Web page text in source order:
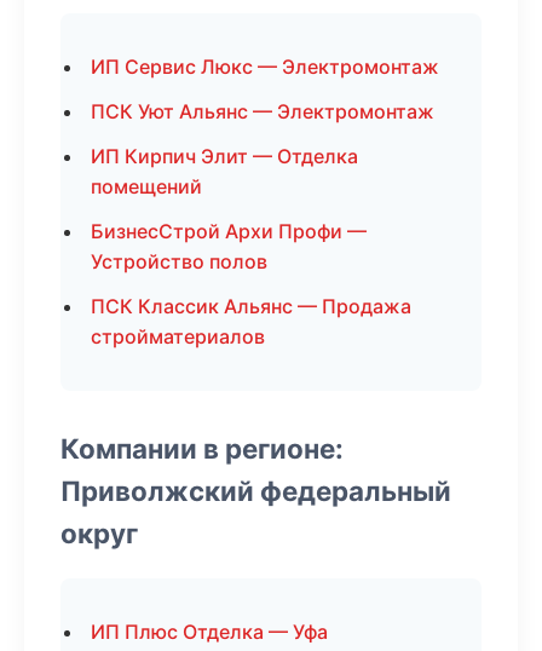
ИП Сервис Люкс — Электромонтаж
ПСК Уют Альянс — Электромонтаж
ИП Кирпич Элит — Отделка
помещений
БизнесСтрой Архи Профи —
Устройство полов
ПСК Классик Альянс — Продажа
стройматериалов
Компании в регионе:
Приволжский федеральный
округ
ИП Плюс Отделка — Уфа